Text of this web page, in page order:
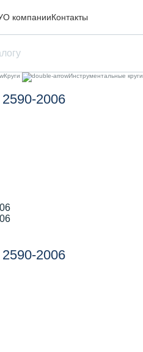
О компанииКонтакты
Круги Инструментальные круги
2006
2006